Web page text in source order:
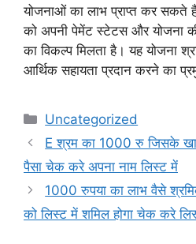
योजनाओं का लाभ प्राप्त कर सकते
को अपनी पेमेंट स्टेटस और योजना
का विकल्प मिलता है। यह योजना
आर्थिक सहायता प्रदान करने का
Categories
Uncategorized
E श्रम का 1000 रु जिसके
पैसा चेक करे अपना नाम लिस्ट में
1000 रुपया का लाभ वैसे
को लिस्ट में शमिल होगा चेक करे